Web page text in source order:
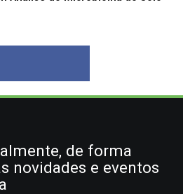
de forma
novidades e eventos